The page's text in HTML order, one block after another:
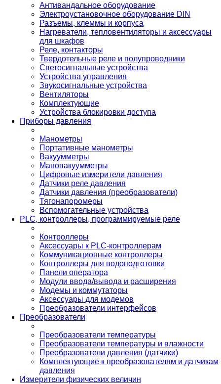
Антивандальное оборудование
Электроустановочное оборудование DIN
Разъемы, клеммы и корпуса
Нагреватели, тепловентиляторы и аксессуары
для шкафов
Реле, контакторы
Твердотельные реле и полупроводники
Светосигнальные устройства
Устройства управления
Звукосигнальные устройства
Вентиляторы
Комплектующие
Устройства блокировки доступа
Приборы давления
Манометры
Портативные манометры
Вакуумметры
Мановакуумметры
Цифровые измерители давления
Датчики реле давления
Датчики давления (преобразователи)
Тягонапоромеры
Вспомогательные устройства
PLС, контроллеры, программируемые реле
Контроллеры
Аксессуары к PLC-контроллерам
Коммуникационные контроллеры
Контроллеры для водоподготовки
Панели оператора
Модули ввода/вывода и расширения
Модемы и коммутаторы
Аксессуары для модемов
Преобразователи интерфейсов
Преобразователи
Преобразователи температуры
Преобразователи температуры и влажности
Преобразователи давления (датчики)
Комплектующие к преобразователям и датчикам
давления
Измерители физических величин